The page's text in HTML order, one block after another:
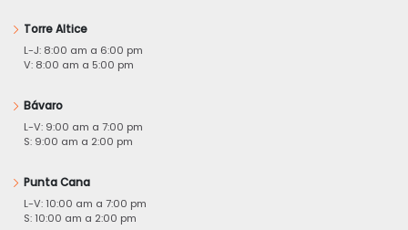
Torre Altice
L-J: 8:00 am a 6:00 pm
V: 8:00 am a 5:00 pm
Bávaro
L-V: 9:00 am a 7:00 pm
S: 9:00 am a 2:00 pm
Punta Cana
L-V: 10:00 am a 7:00 pm
S: 10:00 am a 2:00 pm